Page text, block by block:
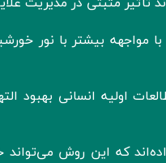
با مواجهه بیشتر با نور
اولیه انسانی بهبود
که این روش